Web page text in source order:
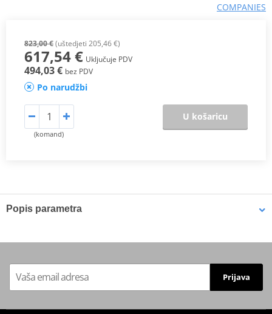
COMPANIES
823,00 €(uštedjeti 205,46 €)
617,54 € Uključuje PDV
494,03 € bez PDV
Po narudžbi
(komand)
U košaricu
Popis parametra
Gasket Kit.
Prijava